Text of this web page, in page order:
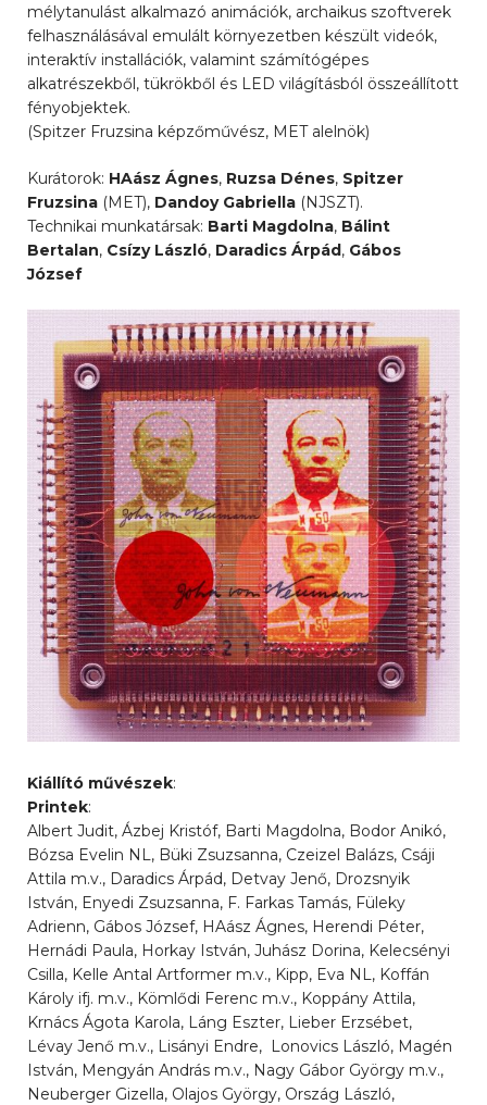
mélytanulást alkalmazó animációk, archaikus szoftverek
felhasználásával emulált környezetben készült videók,
interaktív installációk, valamint számítógépes
alkatrészekből, tükrökből és LED világításból összeállított
fényobjektek.
(Spitzer Fruzsina képzőművész, MET alelnök)
Kurátorok: HAász Ágnes, Ruzsa Dénes, Spitzer
Fruzsina (MET), Dandoy Gabriella (NJSZT).
Technikai munkatársak: Barti Magdolna, Bálint
Bertalan, Csízy László, Daradics Árpád, Gábos
József
Kiállító művészek:
Printek:
Albert Judit, Ázbej Kristóf, Barti Magdolna, Bodor Anikó,
Bózsa Evelin NL, Büki Zsuzsanna, Czeizel Balázs, Csáji
Attila m.v., Daradics Árpád, Detvay Jenő, Drozsnyik
István, Enyedi Zsuzsanna, F. Farkas Tamás, Füleky
Adrienn, Gábos József, HAász Ágnes, Herendi Péter,
Hernádi Paula, Horkay István, Juhász Dorina, Kelecsényi
Csilla, Kelle Antal Artformer m.v., Kipp, Eva NL, Koffán
Károly ifj. m.v., Kömlődi Ferenc m.v., Koppány Attila,
Krnács Ágota Karola, Láng Eszter, Lieber Erzsébet,
Lévay Jenő m.v., Lisányi Endre, Lonovics László, Magén
István, Mengyán András m.v., Nagy Gábor György m.v.,
Neuberger Gizella, Olajos György, Ország László,